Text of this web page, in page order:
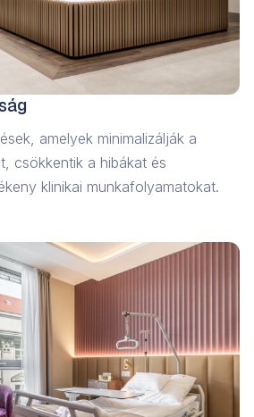
amelyek minimalizálják a
csökkentik a hibákat és
klinikai munkafolyamatokat.